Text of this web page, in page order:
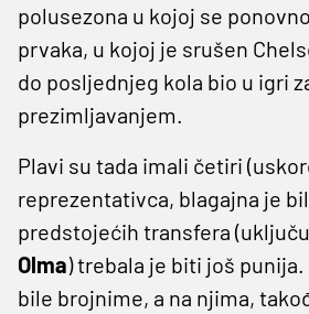
polusezona u kojoj se
prvaka, u kojoj je srušen
do posljednjeg kola bio u igri
prezimljavanjem.
Plavi su tada imali četiri
reprezentativca, blagajna je
predstojećih transfera
Olma) trebala je biti još
bile brojnime, a na njima,